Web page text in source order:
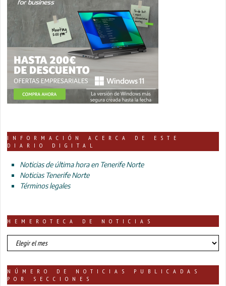
INFORMACIÓN ACERCA DE ESTE
DIARIO DIGITAL
Noticias de última hora en Tenerife Norte
Noticias Tenerife Norte
Términos legales
HEMEROTECA DE NOTICIAS
HEMEROTECA
DE
NÚMERO DE NOTICIAS PUBLICADAS
POR SECCIONES